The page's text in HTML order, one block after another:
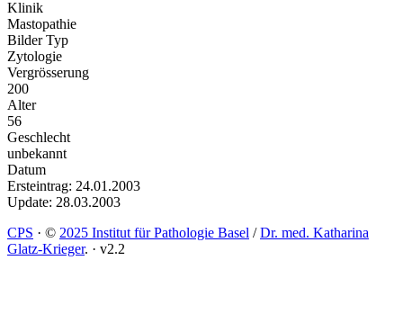
Klinik
Mastopathie
Bilder Typ
Zytologie
Vergrösserung
200
Alter
56
Geschlecht
unbekannt
Datum
Ersteintrag: 24.01.2003
Update: 28.03.2003
CPS · © 2025 Institut für Pathologie Basel /Dr. med. Katharina
Glatz-Krieger. · v2.2